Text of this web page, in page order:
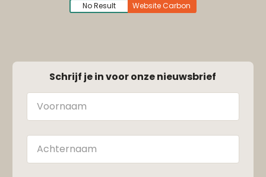
No Result Website Carbon
Schrijf je in voor onze nieuwsbrief
Naam
Achternaam